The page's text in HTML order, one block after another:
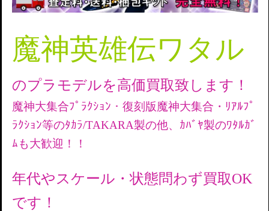
魔神英雄伝ワタル
のプラモデルを高価買取致します！
魔神大集合ﾌﾟﾗｸｼｮﾝ・復刻版魔神大集合・ﾘｱﾙﾌﾟ
ﾗｸｼｮﾝ等のﾀｶﾗ/TAKARA製の他、ｶﾊﾞﾔ製のﾜﾀﾙｶﾞ
ﾑも大歓迎！！
年代やスケール・状態問わず買取OK
です！